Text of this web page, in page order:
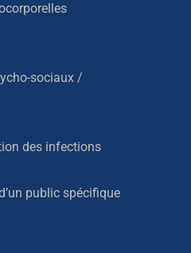
sociaux /
des infections
public spécifique